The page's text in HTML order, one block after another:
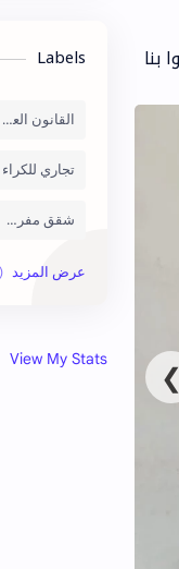
بنا Labels
القانون العقاري
تجاري للكراء
شقق مفروشة
منزل للبيع
View My Stats